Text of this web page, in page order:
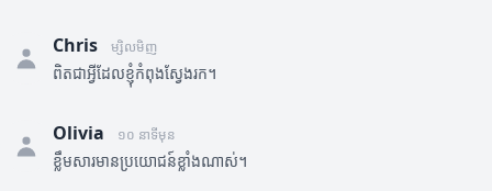
Chris ម្សិលមិញ
ពិតជាអ្វីដែលខ្ញុំកំពុងស្វែងរក។
Olivia ១០ នាទីមុន
ខ្លឹមសារមានប្រយោជន៍ខ្លាំងណាស់។